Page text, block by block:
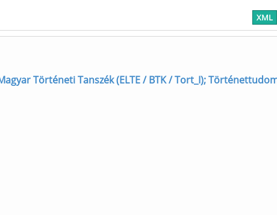
XML
Történeti Tanszék (ELTE / BTK / Tort_I);